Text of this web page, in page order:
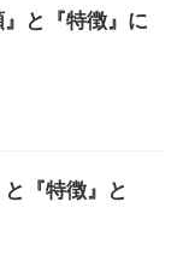
』と『特徴』に
『特徴』と